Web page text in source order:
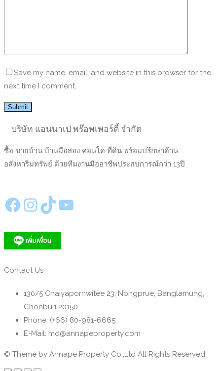
Save my name, email, and website in this browser for the
next time I comment.
บริษัท แอนนาเป พร๊อพเพอร์ตี้ จำกัด
ซื้อ ขายบ้าน บ้านมือสอง คอนโด ที่ดิน พร้อมปรึกษาด้าน
อสังหาริมทรัพย์ ด้วยทีมงานมืออาชีพประสบการณ์กว่า 13ปี
https://www.facebook.com/annapeproperty InstagramTikTok YouTube
Contact Us
130/5 Chaiyapornwitee 23, Nongprue, Banglamung,
Chonburi 20150
Phone: (+66) 80-981-6665
E-Mail: md@annapeproperty.com
© Theme by Annape Property Co.,Ltd All Rights Reserved.